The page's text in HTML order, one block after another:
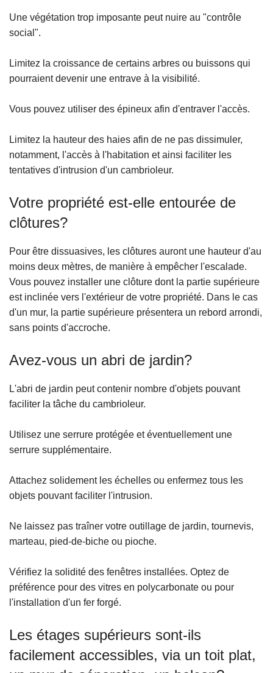
Une végétation trop imposante peut nuire au "contrôle
social".
Limitez la croissance de certains arbres ou buissons qui
pourraient devenir une entrave à la visibilité.
Vous pouvez utiliser des épineux afin d'entraver l'accès.
Limitez la hauteur des haies afin de ne pas dissimuler,
notamment, l'accès à l'habitation et ainsi faciliter les
tentatives d'intrusion d'un cambrioleur.
Votre propriété est-elle entourée de
clôtures?
Pour être dissuasives, les clôtures auront une hauteur d'au
moins deux mètres, de manière à empêcher l'escalade.
Vous pouvez installer une clôture dont la partie supérieure
est inclinée vers l'extérieur de votre propriété. Dans le cas
d'un mur, la partie supérieure présentera un rebord arrondi,
sans points d'accroche.
Avez-vous un abri de jardin?
L'abri de jardin peut contenir nombre d'objets pouvant
faciliter la tâche du cambrioleur.
Utilisez une serrure protégée et éventuellement une
serrure supplémentaire.
Attachez solidement les échelles ou enfermez tous les
objets pouvant faciliter l'intrusion.
Ne laissez pas traîner votre outillage de jardin, tournevis,
marteau, pied-de-biche ou pioche.
Vérifiez la solidité des fenêtres installées. Optez de
préférence pour des vitres en polycarbonate ou pour
l'installation d'un fer forgé.
Les étages supérieurs sont-ils
facilement accessibles, via un toit plat,